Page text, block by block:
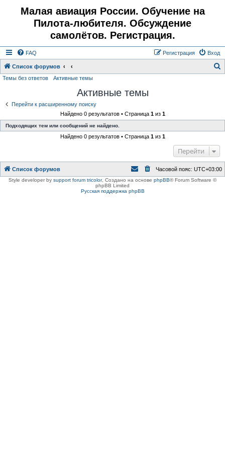
Малая авиация России. Обучение на
Пилота-любителя. Обсуждение
самолётов. Регистрация.
FAQ Вход
Регистрация
Список форумов
Темы без ответов Активные темы
Активные темы
Перейти к расширенному поиску
Найдено 0 результатов • Страница 1из 1
Подходящих тем или сообщений не найдено.
Найдено 0 результатов • Страница 1из 1
Перейти
Список форумов Часовой пояс: UTC+03:00
Style developer by support forum tricolor, Создано на основе phpBB® Forum Software ©
phpBB Limited
Русская поддержка phpBB